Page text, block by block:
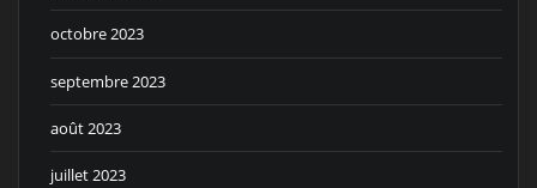
octobre 2023
septembre 2023
août 2023
juillet 2023